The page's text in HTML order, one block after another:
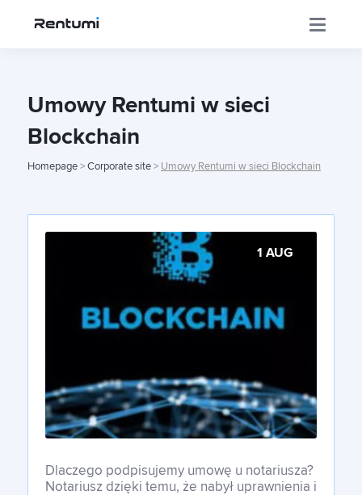
The App
Investor's Centrer
English
Polski
Umowy Rentumi w sieci
Blockchain
Homepage > Corporate site > Umowy Rentumi w sieci Blockchain
1 AUG
Dlaczego podpisujemy umowę u notariusza?
Notariusz dzięki temu, że nabył uprawnienia i